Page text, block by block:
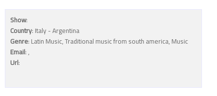
Show:
Country: Italy - Argentina
Genre: Latin Music, Traditional music from south america, Music
Email: ,
Url: